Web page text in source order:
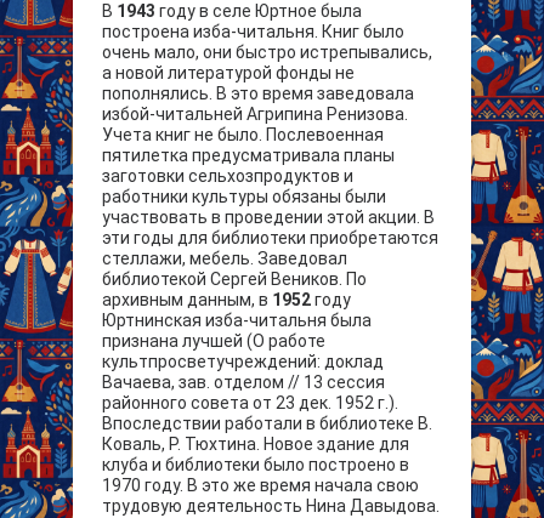
В 1943 году в селе Юртное была
построена изба-читальня. Книг было
очень мало, они быстро истрепывались,
а новой литературой фонды не
пополнялись. В это время заведовала
избой-читальней Агрипина Ренизова.
Учета книг не было. Послевоенная
пятилетка предусматривала планы
заготовки сельхозпродуктов и
работники культуры обязаны были
участвовать в проведении этой акции. В
эти годы для библиотеки приобретаются
стеллажи, мебель. Заведовал
библиотекой Сергей Веников. По
архивным данным, в 1952году
Юртнинская изба-читальня была
признана лучшей (О работе
культпросветучреждений: доклад
Вачаева, зав. отделом // 13 сессия
районного совета от 23 дек. 1952 г.).
Впоследствии работали в библиотеке В.
Коваль, Р. Тюхтина. Новое здание для
клуба и библиотеки было построено в
1970 году. В это же время начала свою
трудовую деятельность Нина Давыдова.